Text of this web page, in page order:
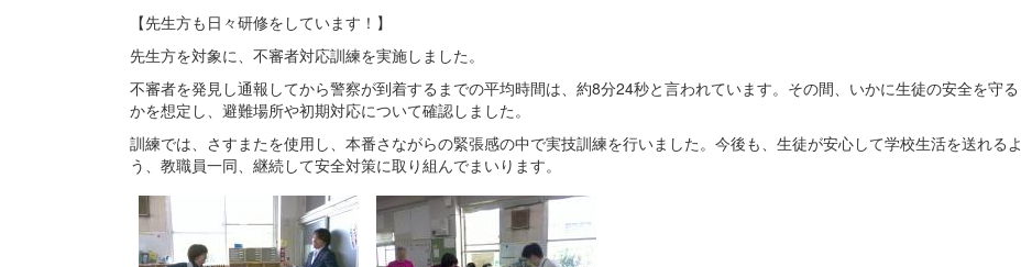
【先生方も日々研修をしています！】
先生方を対象に、不審者対応訓練を実施しました。
不審者を発見し通報してから警察が到着するまでの平均時間は、約8分24秒と言われています。その間、いかに生徒の安全を守る
かを想定し、避難場所や初期対応について確認しました。
訓練では、さすまたを使用し、本番さながらの緊張感の中で実技訓練を行いました。今後も、生徒が安心して学校生活を送れるよ
う、教職員一同、継続して安全対策に取り組んでまいります。